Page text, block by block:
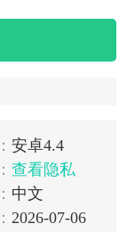
安卓4.4
查看隐私
中文
2026-07-06